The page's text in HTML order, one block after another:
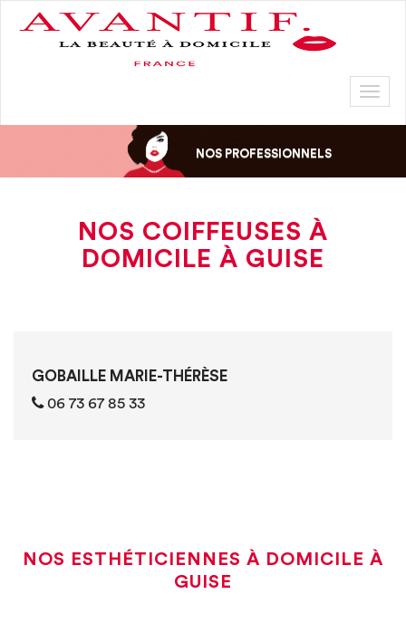
NOS PROFESSIONNELS
NOS COIFFEUSES À
DOMICILE À GUISE
GOBAILLE MARIE-THÉRÈSE
06 73 67 85 33
NOS ESTHÉTICIENNES À DOMICILE À
GUISE